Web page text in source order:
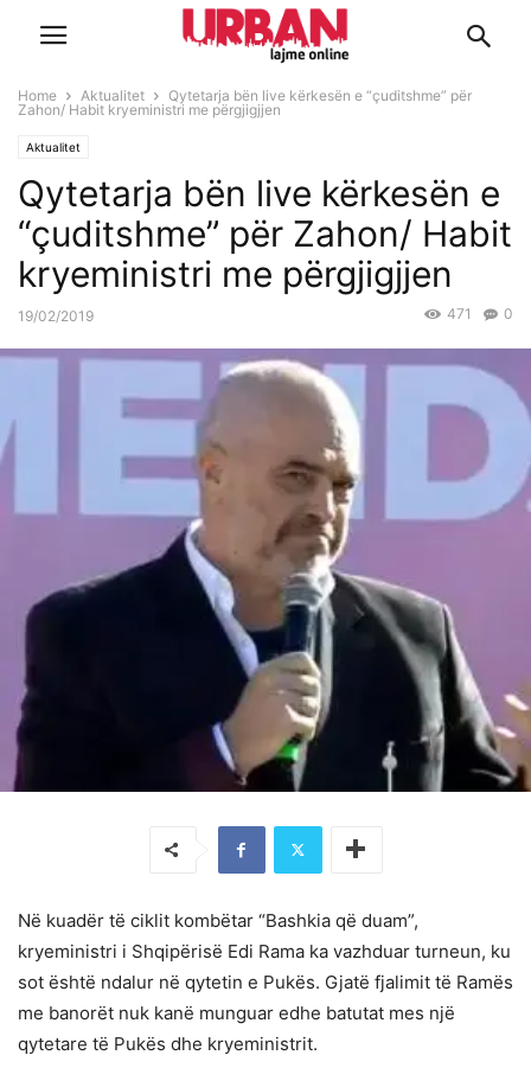
Home Aktualitet
Qytetarja bën live kërkesën e “çuditshme” për
Zahon/ Habit kryeministri me përgjigjjen
Aktualitet
Qytetarja bën live kërkesën e
“çuditshme” për Zahon/ Habit
kryeministri me përgjigjjen
19/02/2019 0
471
Në kuadër të ciklit kombëtar “Bashkia që duam”,
kryeministri i Shqipërisë Edi Rama ka vazhduar turneun, ku
sot është ndalur në qytetin e Pukës. Gjatë fjalimit të Ramës
me banorët nuk kanë munguar edhe batutat mes një
qytetare të Pukës dhe kryeministrit.